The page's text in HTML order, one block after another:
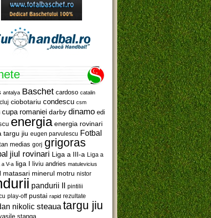
antalya Baschet cardoso catalin
ciobotariu condescu csm
cupa romaniei darby dinamo edi
energia energia rovinari
targu jiu eugen parvulescu Fotbal
medias gorj grigoras
jiul rovinari Liga a III-a Liga a
a V-a liga I liviu andries matulevicius
matasari minerul motru nistor
pandurii II pintilii
play-off pustai rapid rezultate
nikolic steaua targu jiu
stanga